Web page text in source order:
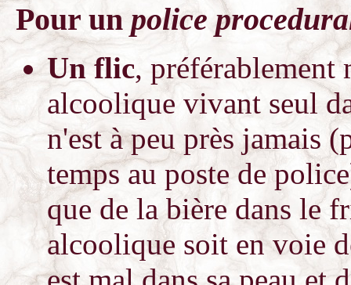
Pour un police
Un flic, préférablement
alcoolique vivant seul
n'est à peu près jamais
temps au poste de
que de la bière dans le
alcoolique soit en voie